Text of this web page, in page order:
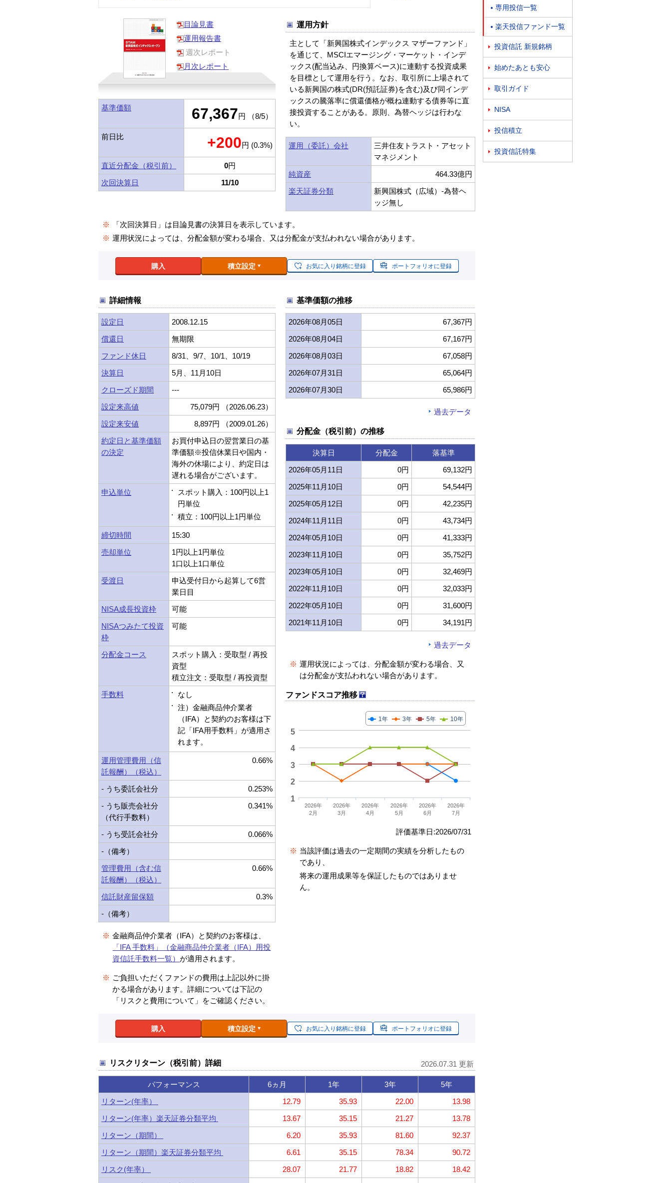
目論見書
運用報告書
週次レポート
月次レポート
基準価額 67,367円 （8/5）
前日比 +200円 (0.3%)
直近分配金（税引前） 0円
次回決算日
11/10
運用方針
主として「新興国株式インデックス マザーファンド」
を通じて、MSCIエマージング・マーケット・インデ
ックス(配当込み、円換算ベース)に連動する投資成果
を目標として運用を行う。なお、取引所に上場されて
いる新興国の株式(DR(預託証券)を含む)及び同インデ
ックスの騰落率に償還価格が概ね連動する債券等に直
接投資することがある。原則、為替ヘッジは行わな
い。
運用（委託）会社
三井住友トラスト・アセット
マネジメント
純資産
464.33億円
楽天証券分類
新興国株式（広域）-為替ヘ
ッジ無し
※
「次回決算日」は目論見書の決算日を表示しています。
※ 運用状況によっては、分配金額が変わる場合、又は分配金が支払われない場合があります。
購入 積立設定 お気に入り銘柄に登録 ポートフォリオに登録
詳細情報
設定日
2008.12.15
償還日
無期限
ファンド休日
8/31、9/7、10/1、10/19
決算日
5月、11月10日
クローズド期間
---
設定来高値
75,079円 （2026.06.23）
設定来安値
8,897円 （2009.01.26）
約定日と基準価額
の決定
お買付申込日の翌営業日の基
準価額※投信休業日や国内・
海外の休場により、約定日は
遅れる場合がございます。
申込単位
スポット購入：100円以上1
円単位
積立：100円以上1円単位
締切時間
15:30
売却単位
1円以上1円単位
1口以上1口単位
受渡日
申込受付日から起算して6営
業日目
NISA成長投資枠
可能
NISAつみたて投資
枠
可能
分配金コース
スポット購入：受取型 / 再投
資型
積立注文：受取型 / 再投資型
手数料
なし
注）金融商品仲介業者
（IFA）と契約のお客様は下
記「IFA用手数料」が適用さ
れます。
運用管理費用（信
託報酬）（税込）
0.66%
- うち委託会社分
0.253%
- うち販売会社分
（代行手数料）
0.341%
- うち受託会社分
0.066%
-（備考）
管理費用（含む信
託報酬）（税込）
0.66%
信託財産留保額
0.3%
-（備考）
※ 金融商品仲介業者（IFA）と契約のお客様は、
「IFA 手数料」（金融商品仲介業者（IFA）用投
資信託手数料一覧） が適用されます。
※ ご負担いただくファンドの費用は上記以外に掛
かる場合があります。詳細については下記の
「リスクと費用について」をご確認ください。
基準価額の推移
2026年08月05日
67,367円
2026年08月04日
67,167円
2026年08月03日
67,058円
2026年07月31日
65,064円
2026年07月30日
65,986円
過去データ
分配金（税引前）の推移
決算日 分配金
落基準
2026年05月11日
0円
69,132円
2025年11月10日
0円
54,544円
2025年05月12日
0円
42,235円
2024年11月11日
0円
43,734円
2024年05月10日
0円
41,333円
2023年11月10日
0円
35,752円
2023年05月10日
0円
32,469円
2022年11月10日
0円
32,033円
2022年05月10日
0円
31,600円
2021年11月10日
0円 34,191円
過去データ
※ 運用状況によっては、分配金額が変わる場合、又
は分配金が支払われない場合があります。
ファンドスコア推移
1年 3年 5年 10年
2026年
2月
2026年
3月
2026年
4月
2026年
5月
2026年
6月
2026年
7月
1
2
3
4
5
評価基準日:2026/07/31
※ 当該評価は過去の一定期間の実績を分析したもの
であり、
将来の運用成果等を保証したものではありませ
ん。
購入 積立設定 お気に入り銘柄に登録 ポートフォリオに登録
リスクリターン（税引前）詳細 2026.07.31 更新
パフォーマンス 6ヵ月 1年 3年
5年
リターン(年率）
12.79 35.93 22.00
13.98
リターン(年率）楽天証券分類平均
13.67 35.15 21.27
13.78
リターン（期間）
6.20 35.93 81.60
92.37
リターン（期間）楽天証券分類平均
6.61 35.15 78.34
90.72
リスク(年率）
28.07 21.77 18.82
18.42
 専用投信一覧
 楽天投信ファンド一覧
 投資信託 新規銘柄
 始めたあとも安心
 取引ガイド
 NISA
 投信積立
 投資信託特集